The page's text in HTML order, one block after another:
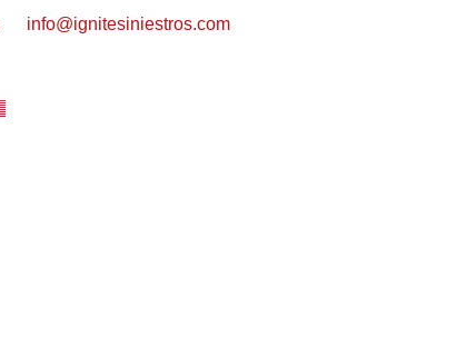
info@ignitesiniestros.com